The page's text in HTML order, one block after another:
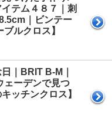
テム４８７｜刺
｜ビンテー
ルクロス】
｜BRIT B-M｜
ェーデンで見つ
ッチンクロス】